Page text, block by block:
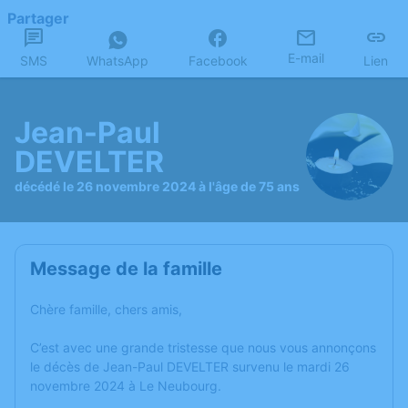
Partager
SMS WhatsApp Facebook E-mail Lien
Jean-Paul
DEVELTER
décédé le 26 novembre 2024 à l'âge de 75 ans
Message de la famille
Chère famille, chers amis,
C’est avec une grande tristesse que nous vous annonçons
le décès de Jean-Paul DEVELTER survenu le mardi 26
novembre 2024 à Le Neubourg.